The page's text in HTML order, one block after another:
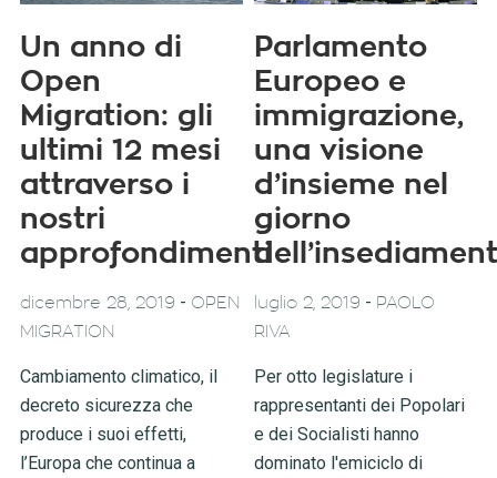
Un anno di
Open
Migration: gli
ultimi 12 mesi
attraverso i
nostri
approfondimenti
dicembre 28, 2019 - OPEN
MIGRATION
Cambiamento climatico, il
decreto sicurezza che
produce i suoi effetti,
l’Europa che continua a
Parlamento
Europeo e
immigrazione,
una visione
d’insieme nel
giorno
luglio 2, 2019 - PAOLO
RIVA
Per otto legislature i
rappresentanti dei Popolari
e dei Socialisti hanno
dominato l'emiciclo di